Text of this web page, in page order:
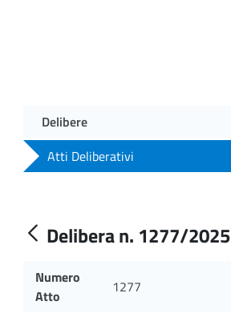
Delibere
Atti Deliberativi
Delibera n. 1277/2025
Numero
Atto
1277